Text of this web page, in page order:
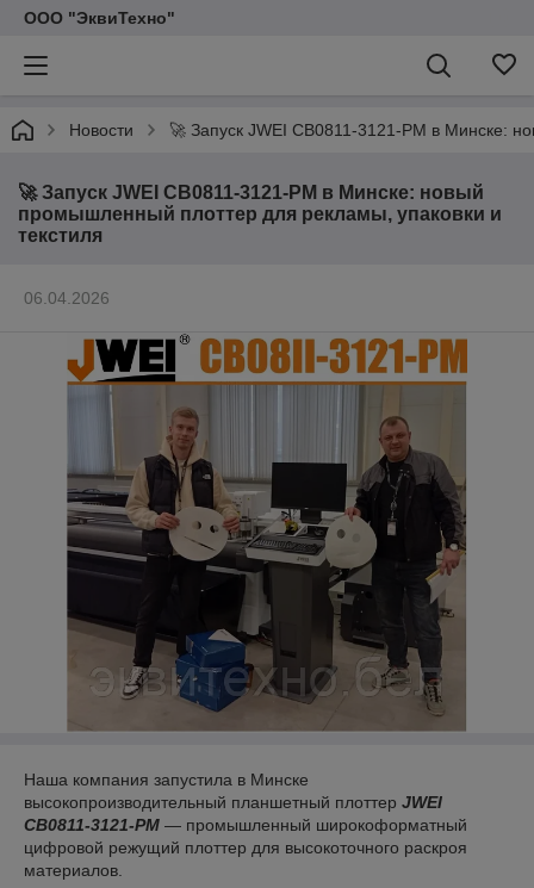
ООО "ЭквиТехно"
Новости 🚀 Запуск JWEI CB0811-3121-РМ в Минске:
🚀 Запуск JWEI CB0811-3121-РМ в Минске: новый
промышленный плоттер для рекламы, упаковки и
текстиля
06.04.2026
Наша компания запустила в Минске
высокопроизводительный планшетный плоттер JWEI
CB0811-3121-РМ — промышленный широкоформатный
цифровой режущий плоттер для высокоточного раскроя
материалов.